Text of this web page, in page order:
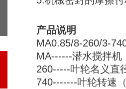
产品说明
MA0.85/8-260/3-
MA------潜水搅拌机
260-----叶轮名义直
740-------叶轮转速